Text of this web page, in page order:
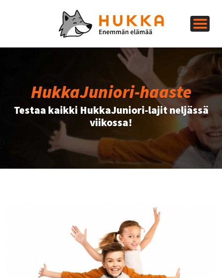
HukkaJuniori-haaste
Testaa kaikki HukkaJuniori-lajit neljässä
viikossa!